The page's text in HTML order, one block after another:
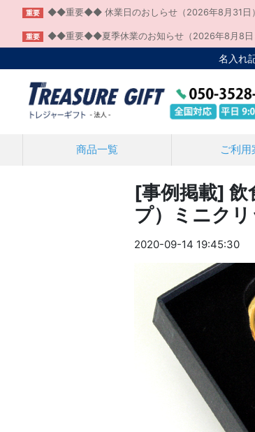
重要 ◆◆重要◆◆ 休業日のおしらせ（2026年8月31日）
重要 ◆◆重要◆◆夏季休業のお知らせ（2026年8月8日
名入れ
商品一覧 ご利用
[事例掲載] 飲
プ）ミニク
2020-09-14 19:45:30